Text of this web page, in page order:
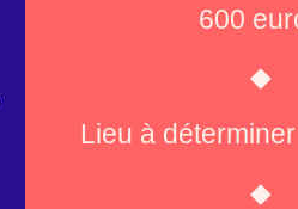
600
◆
Lieu à
◆